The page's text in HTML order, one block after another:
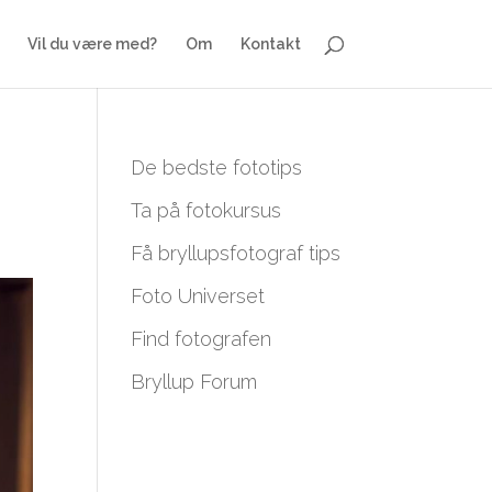
Vil du være med? Om Kontakt
De bedste fototips
Ta på fotokursus
Få bryllupsfotograf tips
Foto Universet
Find fotografen
Bryllup Forum